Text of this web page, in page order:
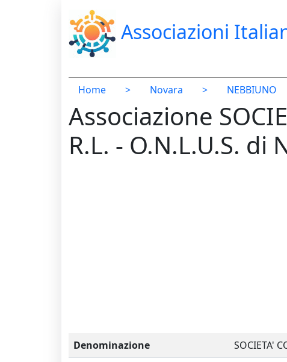
Associazioni
Home > Novara > NEBBIUNO
Associazione
R.L. - O.N.L.U.S. di
Denominazione
SOCIETA'